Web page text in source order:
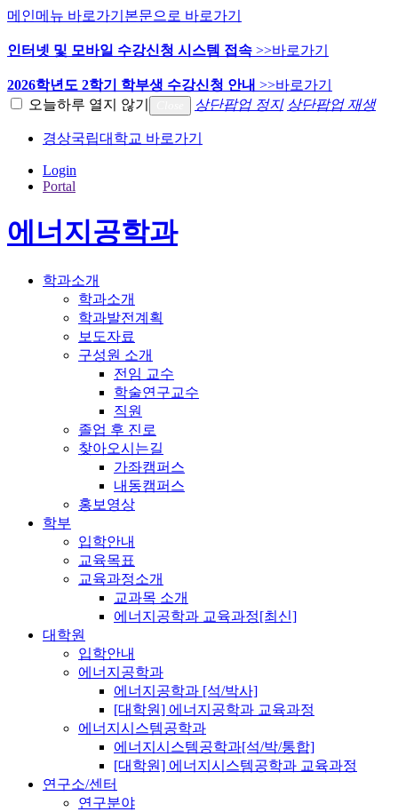
메인메뉴 바로가기 본문으로 바로가기
인터넷 및 모바일 수강신청 시스템 접속 >>바로가기
2026학년도 2학기 학부생 수강신청 안내 >>바로가기
오늘하루 열지 않기
상단팝업 정지 상단팝업 재생
경상국립대학교 바로가기
Login
Portal
에너지공학과
학과소개
학과소개
학과발전계획
보도자료
구성원 소개
전임 교수
학술연구교수
직원
졸업 후 진로
찾아오시는길
가좌캠퍼스
내동캠퍼스
홍보영상
학부
입학안내
교육목표
교육과정소개
교과목 소개
에너지공학과 교육과정[최신]
대학원
입학안내
에너지공학과
에너지공학과 [석/박사]
[대학원] 에너지공학과 교육과정
에너지시스템공학과
에너지시스템공학과[석/박/통합]
[대학원] 에너지시스템공학과 교육과정
연구소/센터
연구분야